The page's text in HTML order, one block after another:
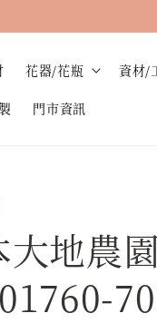
花器/花瓶 資材/
門市資訊
大地農